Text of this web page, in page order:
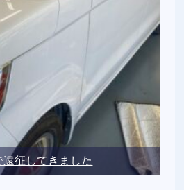
征してきました